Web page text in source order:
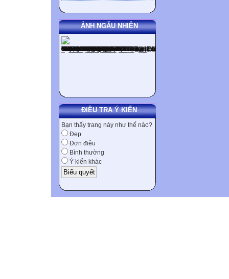
ẢNH NGẪU NHIÊN
ĐIỀU TRA Ý KIẾN
Bạn thấy trang này như thế nào?
Đẹp
Đơn điệu
Bình thường
Ý kiến khác